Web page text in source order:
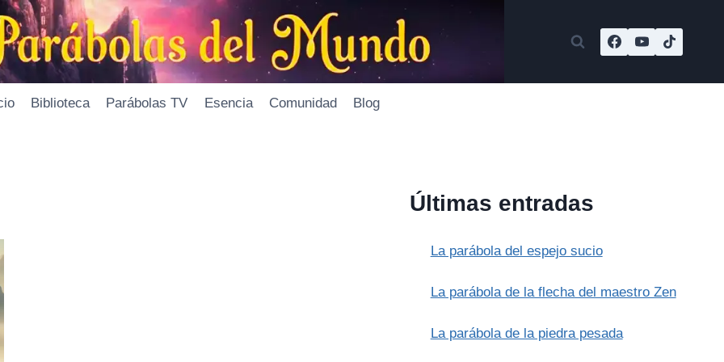
Biblioteca Parábolas TV Esencia Comunidad Blog
Últimas entradas
La parábola del espejo sucio
La parábola de la flecha del maestro Zen
La parábola de la piedra pesada